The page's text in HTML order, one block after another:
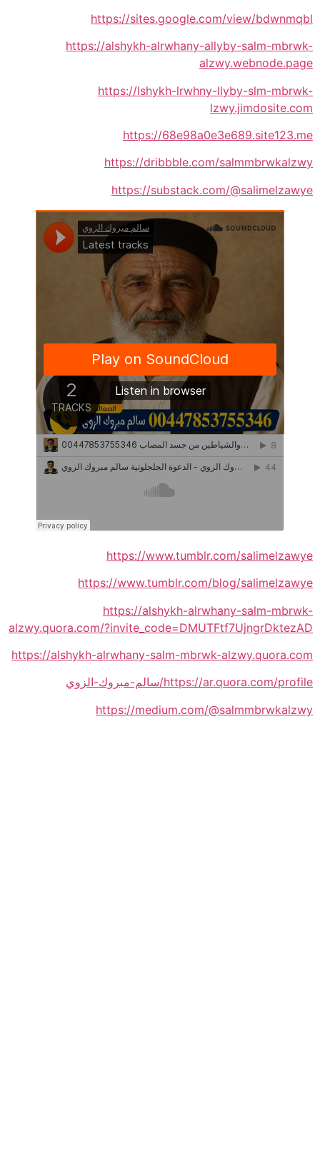
https://sites.google.com/view/bdwnmqbl
https://alshykh-alrwhany-allyby-salm-mbrwk-
alzwy.webnode.page
https://lshykh-lrwhny-llyby-slm-mbrwk-
lzwy.jimdosite.com
https://68e98a0e3e689.site123.me
https://dribbble.com/salmmbrwkalzwy
https://substack.com/@salimelzawye
https://www.tumblr.com/salimelzawye
https://www.tumblr.com/blog/salimelzawye
https://alshykh-alrwhany-salm-mbrwk-
alzwy.quora.com/?invite_code=DMUTFtf7UjngrDktezAD
https://alshykh-alrwhany-salm-mbrwk-alzwy.quora.com
https://ar.quora.com/profile/سالم-مبروك-الزوي
https://medium.com/@salmmbrwkalzwy